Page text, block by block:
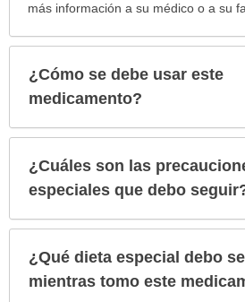
enfermedades
prescribe
medicamento?
extendido.
más información a su médico o a su
¿Cómo se debe usar este
medicamento?
¿Cuáles son las
especiales que debo
¿Qué dieta especial debo
mientras tomo este